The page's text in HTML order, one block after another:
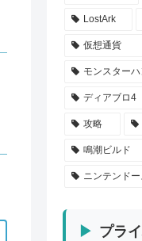
LostArk
仮想通貨
モンスター
ディアブロ4
攻略
鳴潮ビルド
ニンテンド
プラ